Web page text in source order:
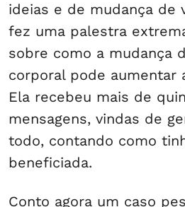
ideias e de mudança de
fez uma palestra
sobre como a mudança
corporal pode aumentar
Ela recebeu mais de
mensagens, vindas de
todo, contando como
beneficiada.
Conto agora um caso